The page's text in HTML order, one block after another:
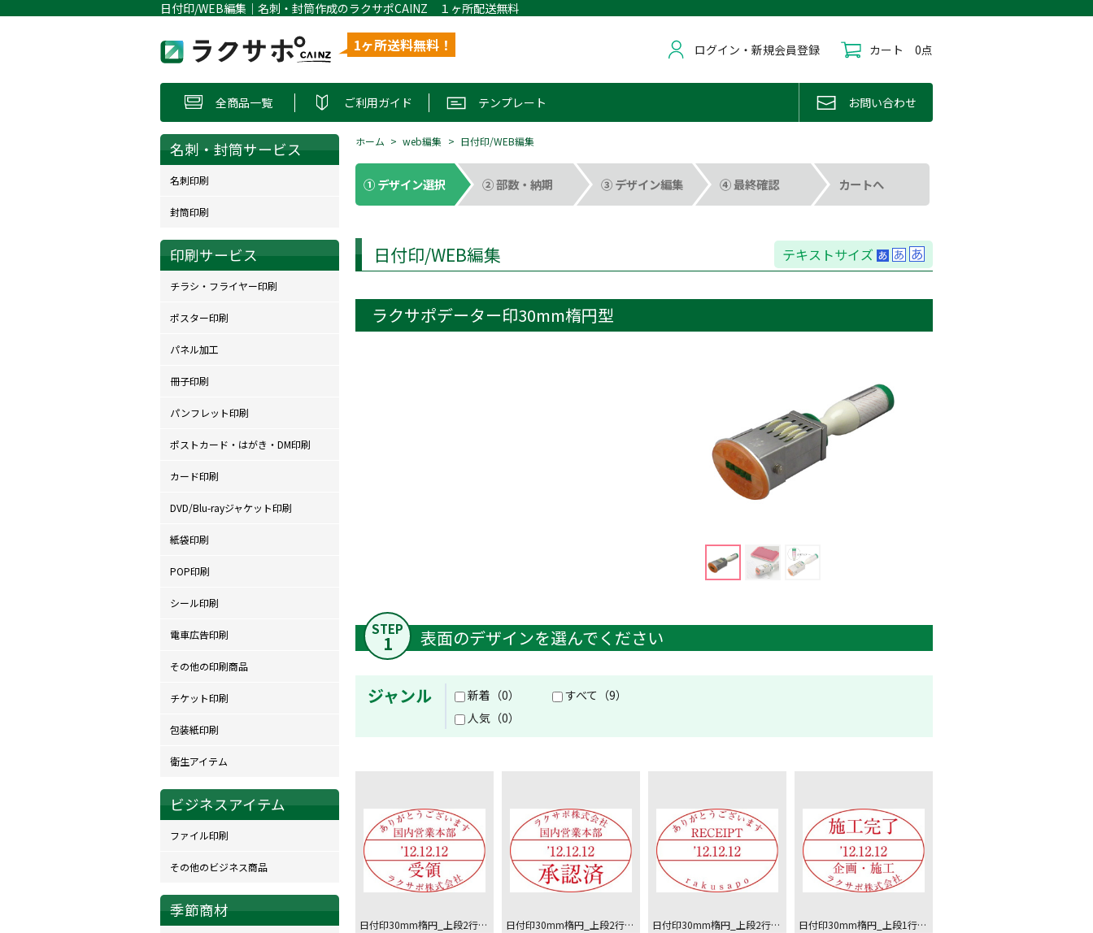
日付印/WEB編集｜名刺・封筒作成のラクサポCAINZ １ヶ所配送無料
1ヶ所送料無料！ ログイン・新規会員登録 カート 0点
全商品一覧 ご利用ガイド テンプレート お問い合わせ
ホーム web編集 日付印/WEB編集
① デザイン選択 ② 部数・納期 ③ デザイン編集 ④ 最終確認 カートへ
日付印/WEB編集 テキストサイズ
ラクサポデーター印30mm楕円型
STEP
1 表面のデザインを選んでください
ジャンル
新着（0）
人気（0）
すべて（9）
日付印30mm楕円_上段2行下段2行上下回し文字 日付印30mm楕円_上段2行下段1行上回し文字 日付印30mm楕円_上段2行下段1行上下回し文字 日付印30mm楕円_上段1行下段2行下回し文字
名刺・封筒サービス
名刺印刷
封筒印刷
印刷サービス
チラシ・フライヤー印刷
ポスター印刷
パネル加工
冊子印刷
パンフレット印刷
ポストカード・はがき・DM印刷
カード印刷
DVD/Blu-rayジャケット印刷
紙袋印刷
POP印刷
シール印刷
電車広告印刷
その他の印刷商品
チケット印刷
包装紙印刷
衛生アイテム
ビジネスアイテム
ファイル印刷
その他のビジネス商品
季節商材